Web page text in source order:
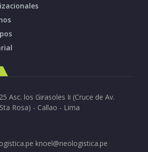
Asc. los Girasoles Ii (Cruce de Av.
Rosa) - Callao - Lima
knoel@neologistica.pe